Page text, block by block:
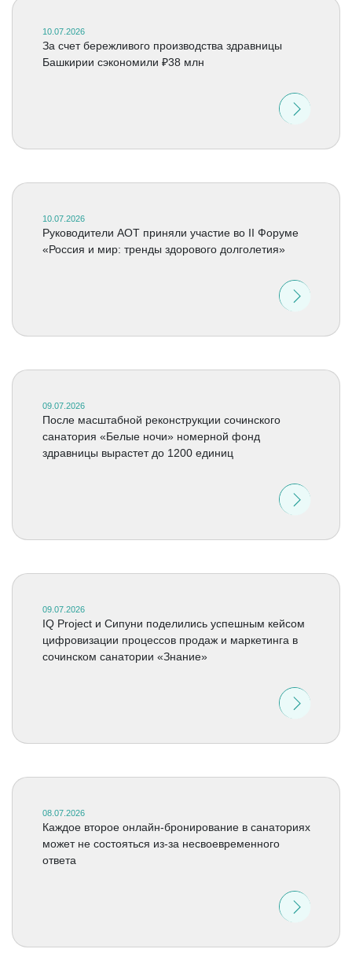
10.07.2026
За счет бережливого производства здравницы
Башкирии сэкономили ₽38 млн
10.07.2026
Руководители АОТ приняли участие во II Форуме
«Россия и мир: тренды здорового долголетия»
09.07.2026
После масштабной реконструкции сочинского
санатория «Белые ночи» номерной фонд
здравницы вырастет до 1200 единиц
09.07.2026
IQ Project и Сипуни поделились успешным кейсом
цифровизации процессов продаж и маркетинга в
сочинском санатории «Знание»
08.07.2026
Каждое второе онлайн-бронирование в санаториях
может не состояться из-за несвоевременного
ответа